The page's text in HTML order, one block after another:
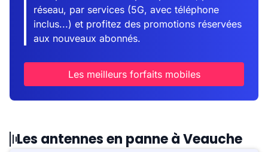
réseau, par services (5G, avec téléphone
inclus...) et profitez des promotions réservées
aux nouveaux abonnés.
Les meilleurs forfaits mobiles
Les antennes en panne à Veauche